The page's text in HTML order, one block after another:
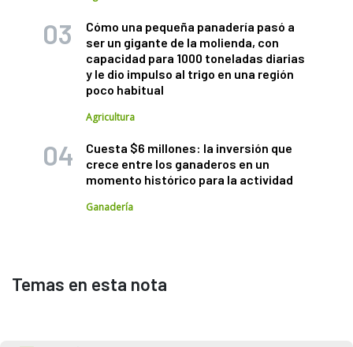
Cómo una pequeña panadería pasó a
ser un gigante de la molienda, con
capacidad para 1000 toneladas diarias
y le dio impulso al trigo en una región
poco habitual
Agricultura
Cuesta $6 millones: la inversión que
crece entre los ganaderos en un
momento histórico para la actividad
Ganadería
Temas en esta nota